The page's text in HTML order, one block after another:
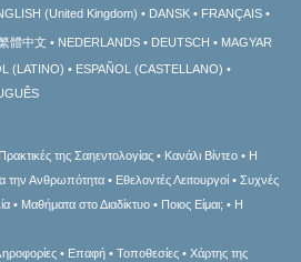
(United Kingdom) DANSK FRANÇAIS
體中文 NEDERLANDS DEUTSCH
MAGYAR
(LATINO)
ESPAÑOL (CASTELLANO)
της Σαηεντολογίας Κανάλι Βίντεο
Η
την Ανθρωπότητα Εθελοντές Λειτουργοί
Συχνές
Μαθήματα στο Διαδίκτυο Ποιος Είμαι;
Η
Επαφή Τοποθεσίες Χάρτης της